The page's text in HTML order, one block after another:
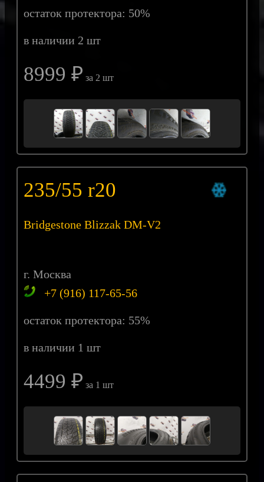
остаток протектора: 50%
в наличии 2 шт
8999 ₽ за 2 шт
235/55 r20
Bridgestone Blizzak DM-V2
г. Москва
+7 (916) 117-65-56
остаток протектора: 55%
в наличии 1 шт
4499 ₽ за 1 шт